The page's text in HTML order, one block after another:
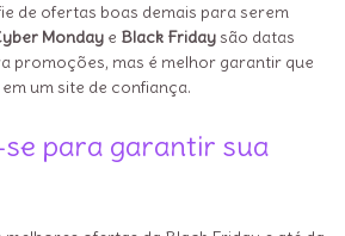
de ofertas boas demais para serem
Monday e Black Fridaysão datas
promoções, mas é melhor garantir que
um site de confiança.
para garantir sua